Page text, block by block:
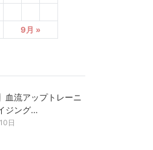
9月 »
血流アップトレーニ
ジング…
日